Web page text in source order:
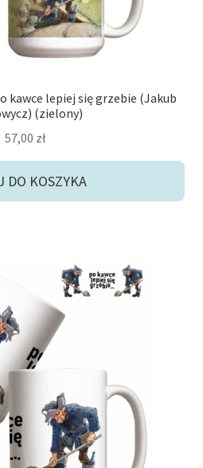
kawce lepiej się grzebie (Jakub
(zielony)
57,00 zł
DO KOSZYKA